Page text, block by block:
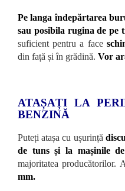
Pe langa îndepărtarea
sau posibila rugina de pe
suficient pentru a face
din față și în grădină. Vor
ATAȘAȚI LA
BENZINĂ
Puteți atașa cu ușurință
de tuns și la mașinile
majoritatea producătorilor.
mm.